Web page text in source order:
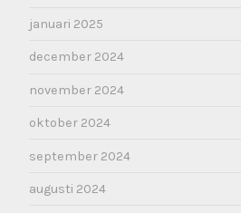
januari 2025
december 2024
november 2024
oktober 2024
september 2024
augusti 2024